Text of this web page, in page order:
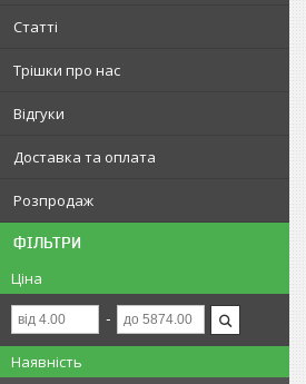
Статті
Трішки про нас
Відгуки
Доставка та оплата
Розпродаж
ФІЛЬТРИ
Ціна
Наявність